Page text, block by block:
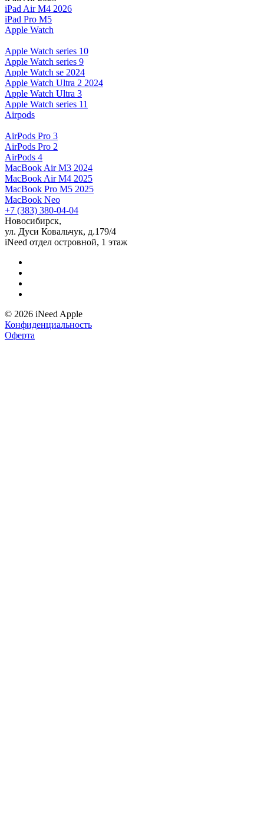
iPad Air M4 2026
iPad Pro M5
Apple Watch
Apple Watch series 10
Apple Watch series 9
Apple Watch se 2024
Apple Watch Ultra 2 2024
Apple Watch Ultra 3
Apple Watch series 11
Airpods
AirPods Pro 3
AirPods Pro 2
AirPods 4
MacBook Air M3 2024
MacBook Air M4 2025
MacBook Pro M5 2025
MacBook Neo
+7 (383) 380-04-04
Новосибирск,
ул. Дуси Ковальчук, д.179/4
iNeed отдел островной, 1 этаж
© 2026 iNeed Apple
Конфиденциальность
Оферта